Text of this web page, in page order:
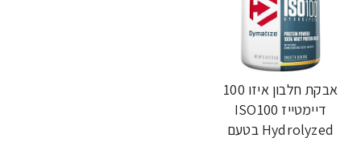
-12%
אבקת חלבון איזו 100
דיימטייז ISO100
Hydrolyzed בטעם